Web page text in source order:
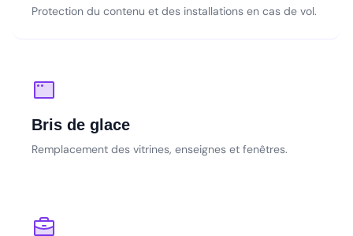
Protection du contenu et des installations en cas de vol.
Bris de glace
Remplacement des vitrines, enseignes et fenêtres.